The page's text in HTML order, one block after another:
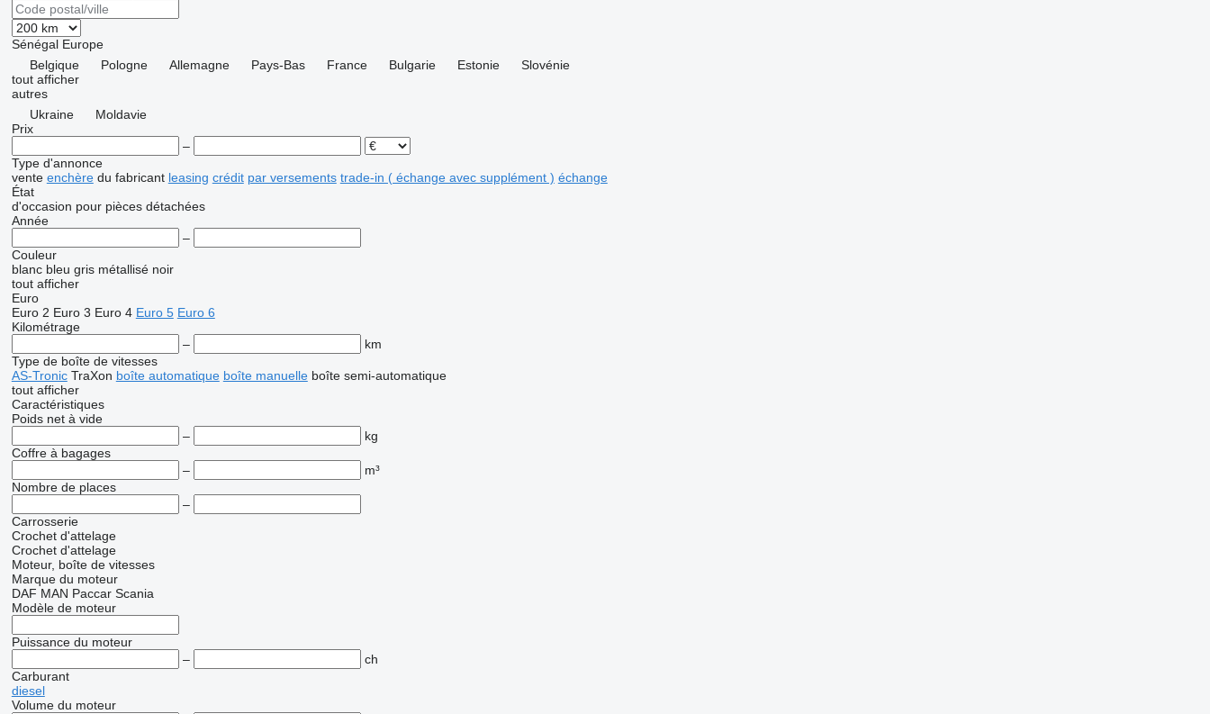
Sénégal Europe
Belgique
Pologne Allemagne Pays-Bas France Bulgarie Estonie
Slovénie
tout afficher
autres
Ukraine
Moldavie
Prix
–
Type d'annonce
vente enchère du fabricant leasing crédit par versements trade-in ( échange avec supplément ) échange
État
d'occasion pour pièces détachées
Année
–
Couleur
blanc bleu gris métallisé noir
tout afficher
Euro
Euro 2 Euro 3 Euro 4 Euro 5 Euro 6
Kilométrage
–
km
Type de boîte de vitesses
AS-Tronic TraXon boîte automatique boîte manuelle boîte semi-automatique
tout afficher
Caractéristiques
Poids net à vide
–
kg
Coffre à bagages
–
m³
Nombre de places
–
Carrosserie
Crochet d'attelage
Crochet d'attelage
Moteur, boîte de vitesses
Marque du moteur
DAF MAN Paccar Scania
Modèle de moteur
Puissance du moteur
–
ch
Carburant
diesel
Volume du moteur